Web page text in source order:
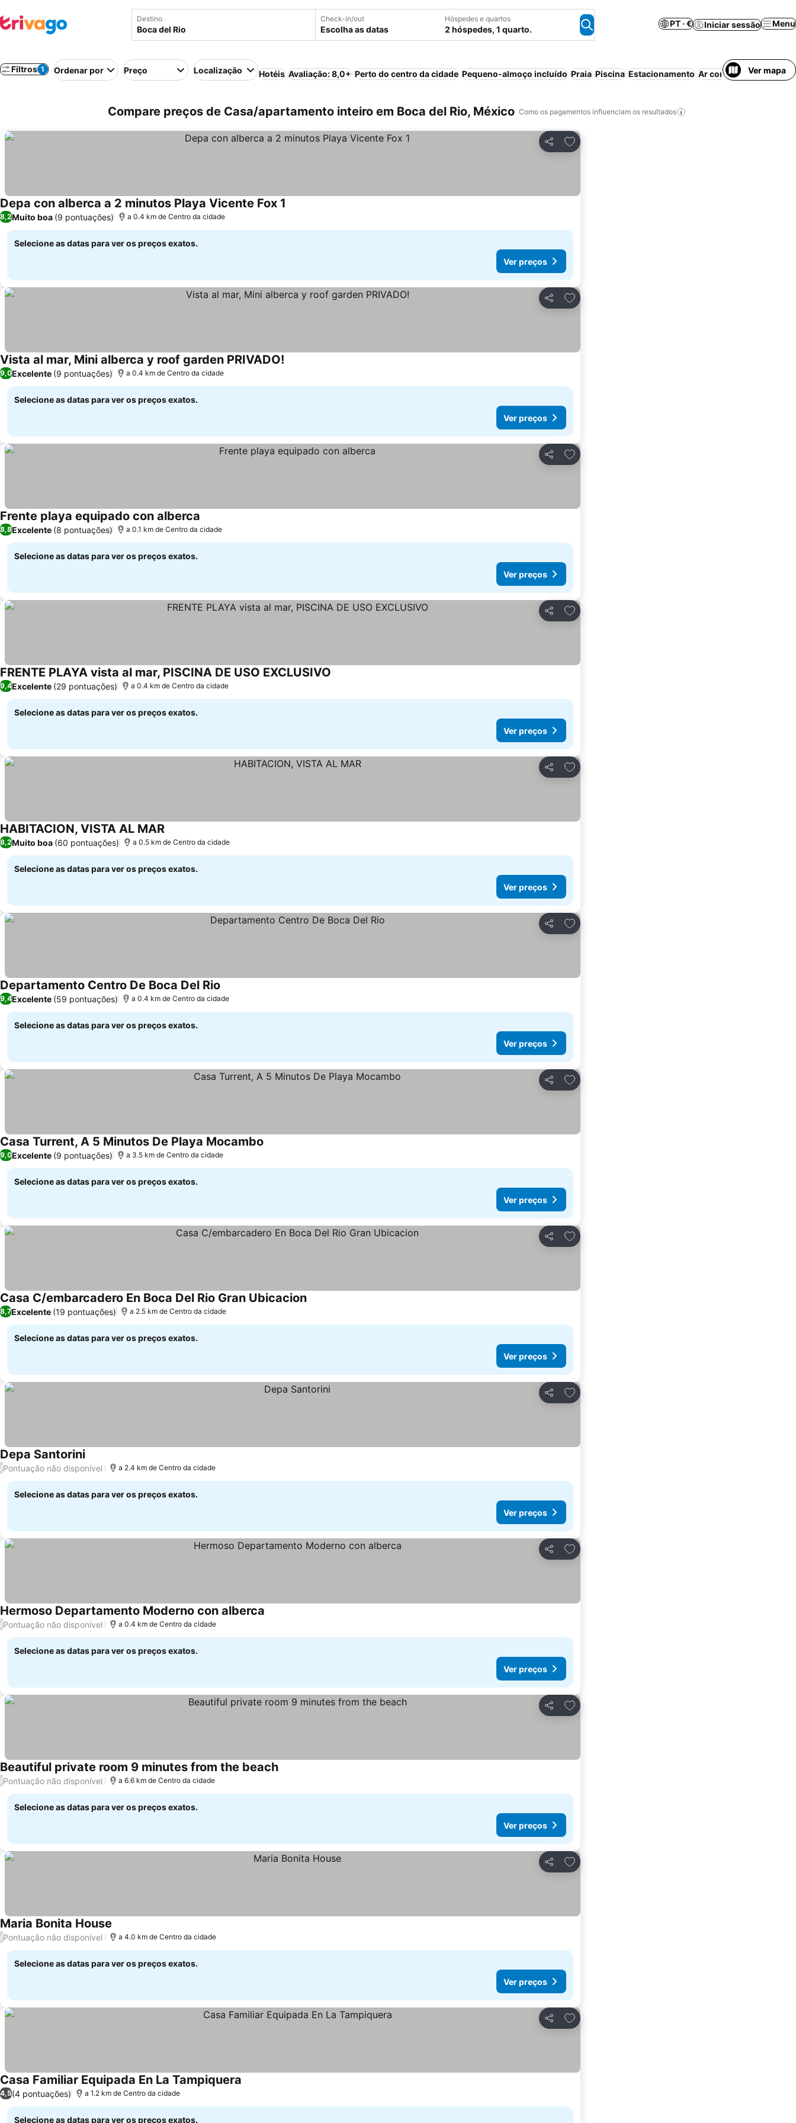
Destino Check-in/out
Escolha as datas
Hóspedes e quartos
2 hóspedes, 1 quarto.
PT · € Iniciar sessão Menu
Filtros 1 Ordenar por Preço Localização Hotéis Avaliação: 8,0+ Perto do centro da cidade Pequeno-almoço incluído Praia Piscina Estacionamento Ar condicionado Wi-fi
Ver mapa
Compare preços de Casa/apartamento inteiro em Boca del Rio, México Como os pagamentos influenciam os resultados
Partilhar
Adicionar aos favoritos
Depa con alberca a 2 minutos Playa Vicente Fox 1
8,2Muito boa (9 pontuações) a 0.4 km de Centro da cidade
Selecione as datas para ver os preços exatos.
Ver preços
Partilhar
Adicionar aos favoritos
Vista al mar, Mini alberca y roof garden PRIVADO!
9,0Excelente (9 pontuações) a 0.4 km de Centro da cidade
Selecione as datas para ver os preços exatos.
Ver preços
Partilhar
Adicionar aos favoritos
Frente playa equipado con alberca
8,8Excelente (8 pontuações) a 0.1 km de Centro da cidade
Selecione as datas para ver os preços exatos.
Ver preços
Partilhar
Adicionar aos favoritos
FRENTE PLAYA vista al mar, PISCINA DE USO EXCLUSIVO
9,4Excelente (29 pontuações) a 0.4 km de Centro da cidade
Selecione as datas para ver os preços exatos.
Ver preços
Partilhar
Adicionar aos favoritos
HABITACION, VISTA AL MAR
8,2Muito boa (60 pontuações) a 0.5 km de Centro da cidade
Selecione as datas para ver os preços exatos.
Ver preços
Partilhar
Adicionar aos favoritos
Departamento Centro De Boca Del Rio
9,4Excelente (59 pontuações) a 0.4 km de Centro da cidade
Selecione as datas para ver os preços exatos.
Ver preços
Partilhar
Adicionar aos favoritos
Casa Turrent, A 5 Minutos De Playa Mocambo
9,0Excelente (9 pontuações) a 3.5 km de Centro da cidade
Selecione as datas para ver os preços exatos.
Ver preços
Partilhar
Adicionar aos favoritos
Casa C/embarcadero En Boca Del Rio Gran Ubicacion
8,7Excelente (19 pontuações) a 2.5 km de Centro da cidade
Selecione as datas para ver os preços exatos.
Ver preços
Partilhar
Adicionar aos favoritos
Depa Santorini
/Pontuação não disponível a 2.4 km de Centro da cidade
Selecione as datas para ver os preços exatos.
Ver preços
Partilhar
Adicionar aos favoritos
Hermoso Departamento Moderno con alberca
/Pontuação não disponível a 0.4 km de Centro da cidade
Selecione as datas para ver os preços exatos.
Ver preços
Partilhar
Adicionar aos favoritos
Beautiful private room 9 minutes from the beach
/Pontuação não disponível a 6.6 km de Centro da cidade
Selecione as datas para ver os preços exatos.
Ver preços
Partilhar
Adicionar aos favoritos
Maria Bonita House
/Pontuação não disponível a 4.0 km de Centro da cidade
Selecione as datas para ver os preços exatos.
Ver preços
Partilhar
Adicionar aos favoritos
Casa Familiar Equipada En La Tampiquera
4,5(4 pontuações) a 1.2 km de Centro da cidade
Selecione as datas para ver os preços exatos.